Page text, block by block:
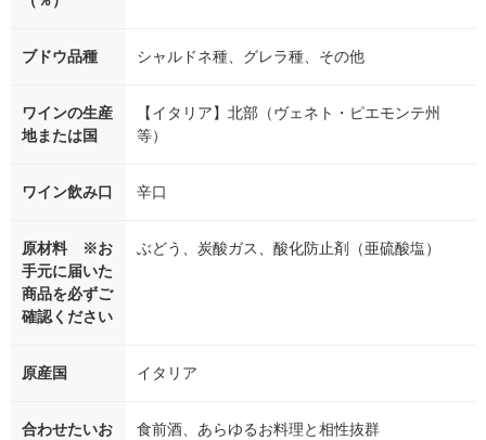
ブドウ品種 シャルドネ種、グレラ種、その他
ワインの生産
地または国
【イタリア】北部（ヴェネト・ピエモンテ州
等）
ワイン飲み口 辛口
原材料 ※お
手元に届いた
商品を必ずご
確認ください
ぶどう、炭酸ガス、酸化防止剤（亜硫酸塩）
原産国 イタリア
合わせたいお
食前酒、あらゆるお料理と相性抜群